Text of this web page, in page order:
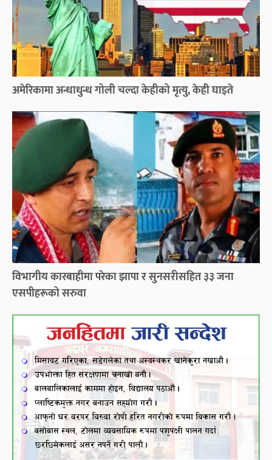
अमेरिकामा अन्धाधुन्ध गोली चल्दा केहीको मृत्यु, केही घाइते
विभागीय कारबाहीमा परेका झापा र सुनसरीसहित ३३ जना
एसपीहरूको सरुवा